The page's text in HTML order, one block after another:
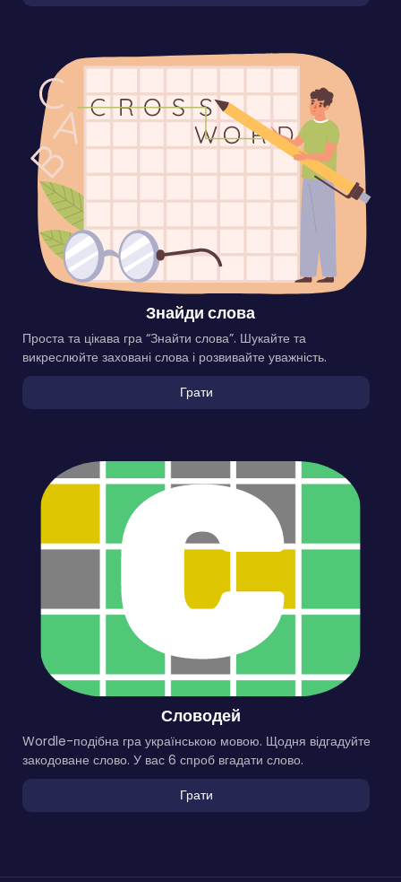
Знайди слова
Проста та цікава гра “Знайти слова”. Шукайте та
викреслюйте заховані слова і розвивайте уважність.
Грати
Словодей
Wordle-подібна гра українською мовою. Щодня відгадуйте
закодоване слово. У вас 6 спроб вгадати слово.
Грати